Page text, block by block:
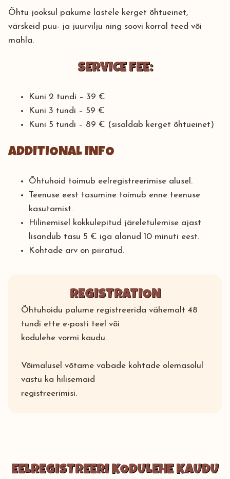
Õhtu jooksul pakume lastele kerget õhtueinet,
värskeid puu- ja juurvilju ning soovi korral teed või
mahla.
SERVICE FEE:
Kuni 2 tundi – 39 €
Kuni 3 tundi – 59 €
Kuni 5 tundi – 89 € (sisaldab kerget õhtueinet)
ADDITIONAL INFO
Õhtuhoid toimub eelregistreerimise alusel.
Teenuse eest tasumine toimub enne teenuse
kasutamist.
Hilinemisel kokkulepitud järeletulemise ajast
lisandub tasu 5 € iga alanud 10 minuti eest.
Kohtade arv on piiratud.
REGISTRATION
Õhtuhoidu palume registreerida vähemalt 48
tundi ette e-posti teel või
kodulehe vormi kaudu.
Võimalusel võtame vabade kohtade olemasolul
vastu ka hilisemaid
registreerimisi.
EELREGISTREERI KODULEHE KAUDU